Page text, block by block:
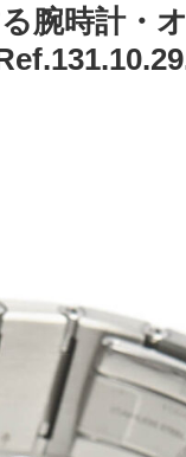
腕時計・